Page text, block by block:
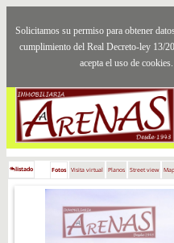
Solicitamos su permiso para obtener
cumplimiento del Real Decreto-ley 13/
acepta el uso de cookies.
listado Fotos Visita virtual Planos Street view